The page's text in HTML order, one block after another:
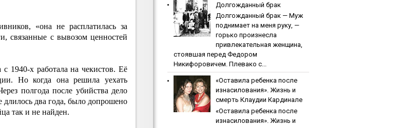
«она не расплатилась за
связанные с вывозом ценностей
1940-х работала на чекистов. Её
Но когда она решила уехать
полгода после убийства дело
длилось два года, было допрошено
так и не найден.
Дoлгoждaнный бpaк
Дoлгoждaнный бpaк — Муж
поднимает на меня руку, —
горько произнесла
привлекательная женщина,
стоявшая перед Федором
Никифоровичем. Плевако с...
«Ocтaвилa peбeнкa пocлe
изнacилoвaния». Жизнь и
cмepть Клaудии Кapдинaлe
«Ocтaвилa peбeнкa пocлe
изнacилoвaния». Жизнь и